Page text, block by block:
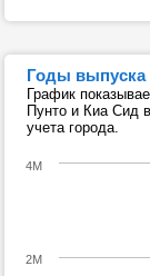
Годы выпуска
График
Пунто и Киа Сид
учета города.
2M
4M